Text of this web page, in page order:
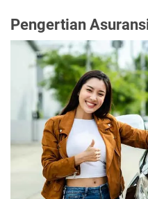
Pengertian